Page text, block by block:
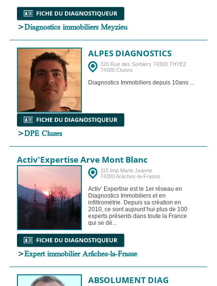
>Diagnostics immobiliers Meyzieu
ALPES DIAGNOSTICS
320 Rue des Sorbiers 74300 THYEZ
74300 Cluses
Diagnostics Immobiliers depuis 10ans ...
>DPE Cluses
Activ'Expertise Arve Mont Blanc
115 Imp Marie Jeanne
74300 Arâches-la-Frasse
Activ’ Expertise est le 1er réseau en
Diagnostics Immobiliers et en
infiltrométrie. Depuis sa création en
2010, ce sont aujourd’hui plus de 100
experts présents dans toute la France
qui se dé...
>Expert immobilier Arâches-la-Frasse
ABSOLUMENT DIAG